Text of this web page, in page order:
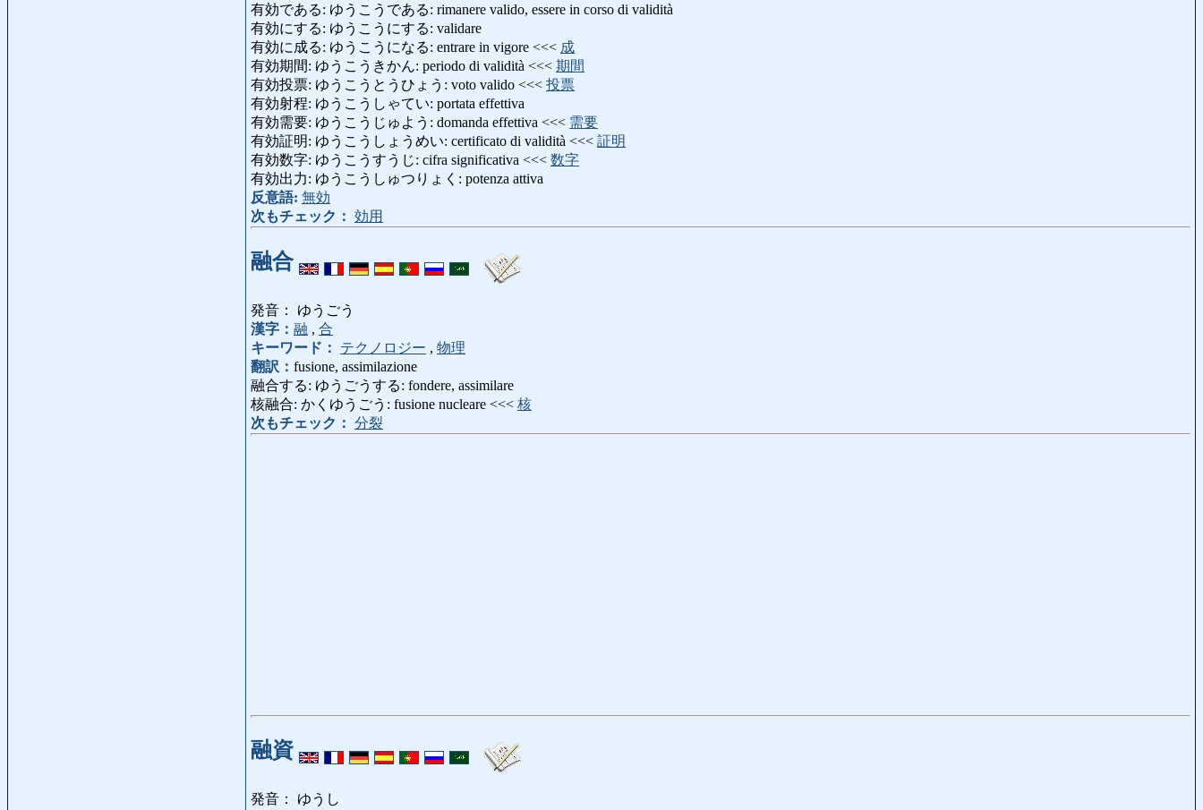
有効である: ゆうこうである: rimanere valido, essere in corso di validità
有効にする: ゆうこうにする: validare
有効に成る: ゆうこうになる: entrare in vigore <<< 成
有効期間: ゆうこうきかん: periodo di validità <<< 期間
有効投票: ゆうこうとうひょう: voto valido <<< 投票
有効射程: ゆうこうしゃてい: portata effettiva
有効需要: ゆうこうじゅよう: domanda effettiva <<< 需要
有効証明: ゆうこうしょうめい: certificato di validità <<< 証明
有効数字: ゆうこうすうじ: cifra significativa <<< 数字
有効出力: ゆうこうしゅつりょく: potenza attiva
反意語: 無効
次もチェック： 効用
融合
発音： ゆうごう
漢字： 融 , 合
キーワード：
テクノロジー , 物理
翻訳： fusione, assimilazione
融合する: ゆうごうする: fondere, assimilare
核融合: かくゆうごう: fusione nucleare <<< 核
次もチェック： 分裂
融資
発音： ゆうし